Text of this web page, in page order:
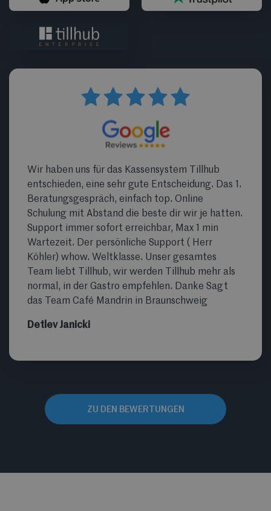
Wir haben uns für das Kassensystem Tillhub
entschieden, eine sehr gute Entscheidung. Das 1.
Beratungsgespräch, einfach top. Online
Schulung mit Abstand die beste dir wir je hatten.
Support immer sofort erreichbar, Max 1 min
Wartezeit. Der persönliche Support ( Herr
Köhler) whow. Weltklasse. Unser gesamtes
Team liebt Tillhub, wir werden Tillhub mehr als
normal, in der Gastro empfehlen. Danke Sagt
das Team Café Mandrin in Braunschweig
Detlev Janicki
ZU DEN BEWERTUNGEN